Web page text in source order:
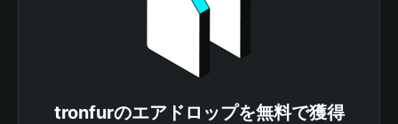
tronfurのエアドロップを無料で獲得